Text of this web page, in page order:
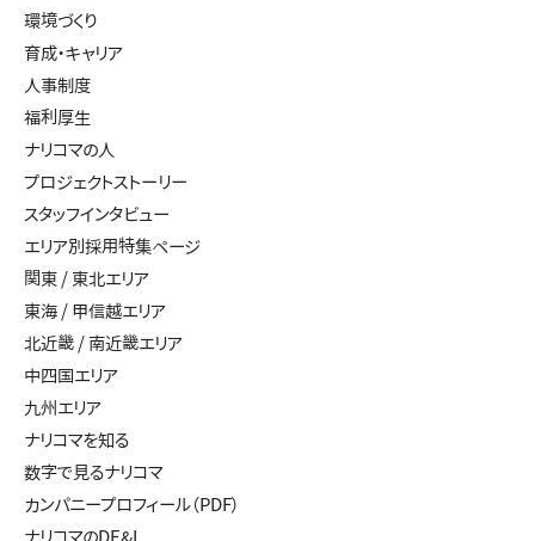
環境づくり
育成・キャリア
人事制度
福利厚生
ナリコマの人
プロジェクトストーリー
スタッフインタビュー
エリア別採用特集ページ
関東 / 東北エリア
東海 / 甲信越エリア
北近畿 / 南近畿エリア
中四国エリア
九州エリア
ナリコマを知る
数字で見るナリコマ
カンパニープロフィール（PDF）
ナリコマのDE&I